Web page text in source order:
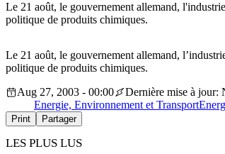
Le 21 août, le gouvernement allemand,
politique de produits chimiques.
Le 21 août, le gouvernement allemand,
politique de produits chimiques.
Aug 27, 2003 - 00:00
Dernière mise à jour:
Energie, Environnement et Transport
Print Partager
LES PLUS LUS